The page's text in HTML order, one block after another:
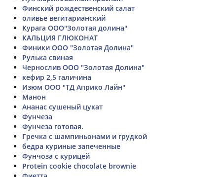
Финский рождественский салат
оливье вегитарианский
Курага ООО"Золотая долина"
КАЛЬЦИЯ ГЛЮКОНАТ
Финики ООО "Золотая Долина"
Рулька свиная
Чернослив ООО "Золотая Долина"
кефир 2,5 галичина
Изюм ООО "ТД Априко Лайн"
Манон
Ананас сушеный цукат
Фунчеза
Фунчеза готовая.
Гречка с шампиньонами и грудкой
бедра куриные запеченные
Фунчоза с курицей
Protein cookie chocolate brownie